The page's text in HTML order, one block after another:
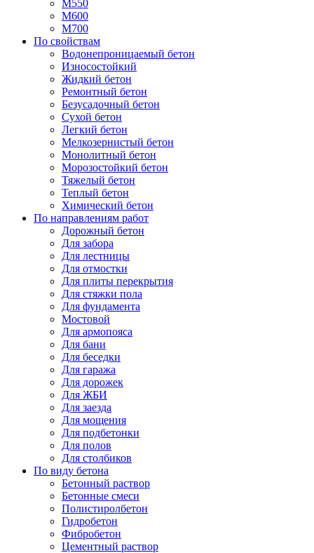
М550
М600
М700
По свойствам
Водонепроницаемый бетон
Износостойкий
Жидкий бетон
Ремонтный бетон
Безусадочный бетон
Сухой бетон
Легкий бетон
Мелкозернистый бетон
Монолитный бетон
Морозостойкий бетон
Тяжелый бетон
Теплый бетон
Химический бетон
По направлениям работ
Дорожный бетон
Для забора
Для лестницы
Для отмостки
Для плиты перекрытия
Для стяжки пола
Для фундамента
Мостовой
Для армопояса
Для бани
Для беседки
Для гаража
Для дорожек
Для ЖБИ
Для заезда
Для мощения
Для подбетонки
Для полов
Для столбиков
По виду бетона
Бетонный раствор
Бетонные смеси
Полистиролбетон
Гидробетон
Фибробетон
Цементный раствор